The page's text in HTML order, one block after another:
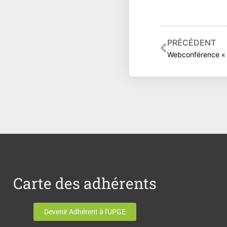
Précédent
PRÉCÉDENT
Carte des adhérents
Devenir Adhérent à l'UPGE